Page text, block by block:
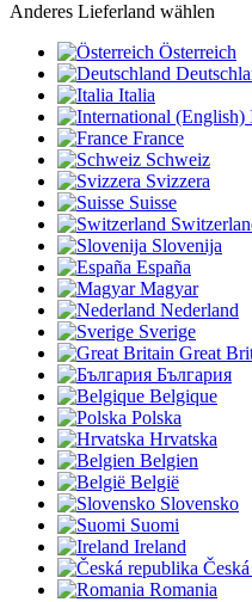
Anderes Lieferland wählen
Österreich
Italia
France
Schweiz
Svizzera
Suisse
Slovenija
España
Magyar
Nederland
Sverige
Great
България
Belgique
Polska
Hrvatska
Belgien
België
Slovensko
Suomi
Ireland
Romania